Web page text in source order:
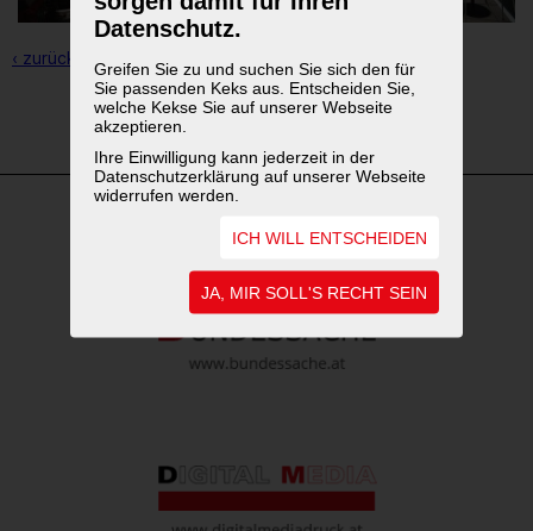
Datenschutz.
Greifen Sie zu und suchen Sie sich den für
Sie passenden Keks aus. Entscheiden Sie,
welche Kekse Sie auf unserer Webseite
akzeptieren.
Ihre Einwilligung kann jederzeit in der
Datenschutzerklärung auf unserer Webseite
widerrufen werden.
ICH WILL ENTSCHEIDEN
JA, MIR SOLL'S RECHT SEIN
‹ zurück zur Übersicht
1 2
WEITERFÜHRENDE LINKS